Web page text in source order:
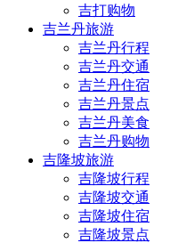
吉打购物
吉兰丹旅游
吉兰丹行程
吉兰丹交通
吉兰丹住宿
吉兰丹景点
吉兰丹美食
吉兰丹购物
吉隆坡旅游
吉隆坡行程
吉隆坡交通
吉隆坡住宿
吉隆坡景点